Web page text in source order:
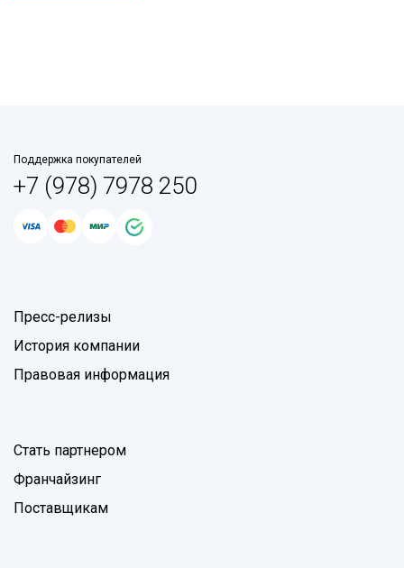
Поддержка покупателей
+7 (978) 7978 250
Пресс-релизы
История компании
Правовая информация
Стать партнером
Франчайзинг
Поставщикам